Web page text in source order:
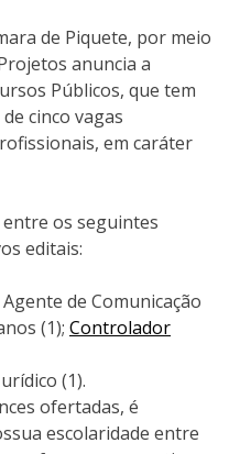
de Piquete, por meio
anuncia a
Públicos, que tem
cinco vagas
em caráter
os seguintes
editais:
de Comunicação
(1); Controlador
(1).
ofertadas, é
escolaridade entre